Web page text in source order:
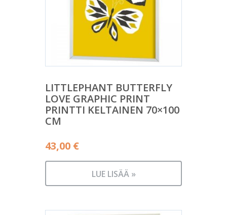
LITTLEPHANT BUTTERFLY
LOVE GRAPHIC PRINT
PRINTTI KELTAINEN 70×100
CM
43,00 €
LUE LISÄÄ »